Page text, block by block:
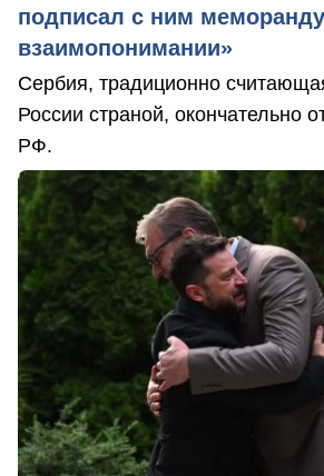
подписал с ним
взаимопонимании»
Сербия, традиционно
России страной, окончательно
РФ.